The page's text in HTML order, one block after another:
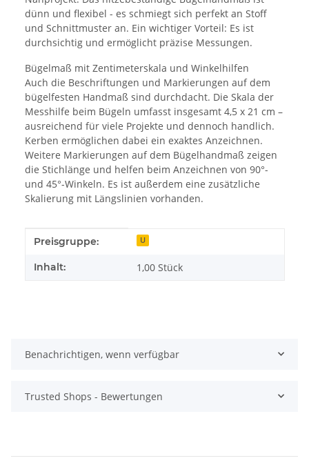
dünn und flexibel - es schmiegt sich perfekt an Stoff
und Schnittmuster an. Ein wichtiger Vorteil: Es ist
durchsichtig und ermöglicht präzise Messungen.
Bügelmaß mit Zentimeterskala und Winkelhilfen
Auch die Beschriftungen und Markierungen auf dem
bügelfesten Handmaß sind durchdacht. Die Skala der
Messhilfe beim Bügeln umfasst insgesamt 4,5 x 21 cm –
ausreichend für viele Projekte und dennoch handlich.
Kerben ermöglichen dabei ein exaktes Anzeichnen.
Weitere Markierungen auf dem Bügelhandmaß zeigen
die Stichlänge und helfen beim Anzeichnen von 90°-
und 45°-Winkeln. Es ist außerdem eine zusätzliche
Skalierung mit Längslinien vorhanden.
Produkteigenschaft
Wert
Preisgruppe: U
Inhalt: 1,00 Stück
Benachrichtigen, wenn verfügbar
Trusted Shops - Bewertungen